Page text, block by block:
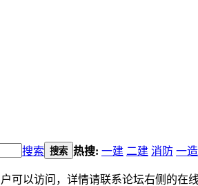
搜索 搜索 热搜: 一建 二建 消防 一造
可以访问，详情请联系论坛右侧的在